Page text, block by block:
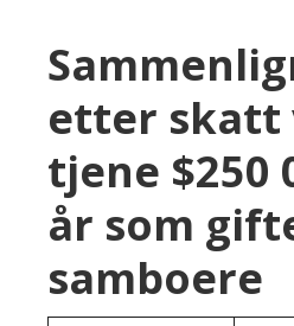
etter skatt
tjene $250
år som
samboere